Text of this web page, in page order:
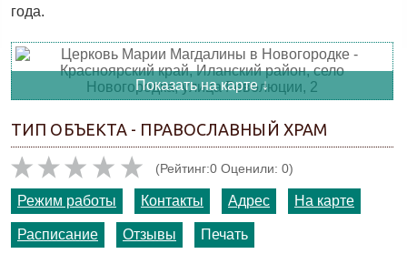
года.
Показать на карте ↓
ТИП ОБЪЕКТА - ПРАВОСЛАВНЫЙ ХРАМ
(Рейтинг:0 Оценили: 0)
Режим работы Контакты Адрес На карте
Расписание Отзывы Печать